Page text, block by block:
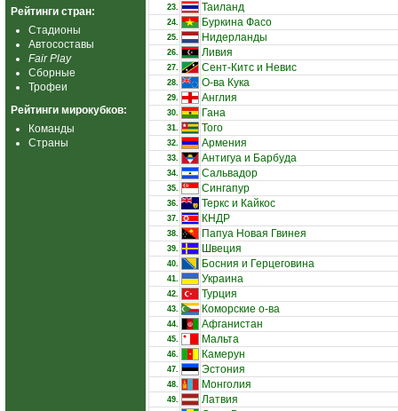
Рейтинги стран:
Стадионы
Автосоставы
Fair Play
Сборные
Трофеи
Рейтинги мирокубков:
Команды
Страны
23. Таиланд
24. Буркина Фасо
25. Нидерланды
26. Ливия
27. Сент-Китс и Невис
28. О-ва Кука
29. Англия
30. Гана
31. Того
32. Армения
33. Антигуа и Барбуда
34. Сальвадор
35. Сингапур
36. Теркс и Кайкос
37. КНДР
38. Папуа Новая Гвинея
39. Швеция
40. Босния и Герцеговина
41. Украина
42. Турция
43. Коморские о-ва
44. Афганистан
45. Мальта
46. Камерун
47. Эстония
48. Монголия
49. Латвия